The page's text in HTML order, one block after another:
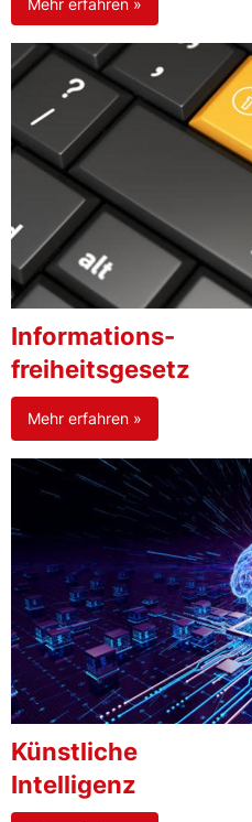
Informations-
freiheitsgesetz
Mehr erfahren »
Künstliche
Intelligenz